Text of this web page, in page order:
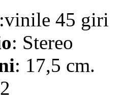
:vinile 45 giri
: Stereo
: 17,5 cm.